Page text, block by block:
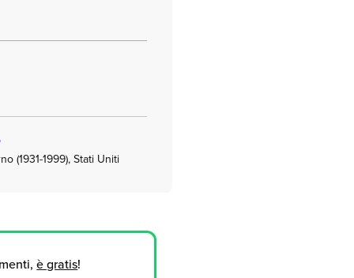
(1931-1999), Stati Uniti
è gratis!